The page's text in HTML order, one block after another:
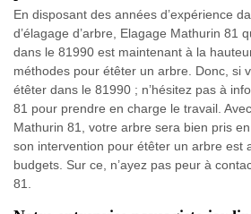
En disposant des années d’expérience
d’élagage d’arbre, Elagage Mathurin 81
dans le 81990 est maintenant à la
méthodes pour étêter un arbre. Donc, si
étêter dans le 81990 ; n’hésitez pas à
81 pour prendre en charge le travail.
Mathurin 81, votre arbre sera bien pris
son intervention pour étêter un arbre est
budgets. Sur ce, n’ayez pas peur à
81.